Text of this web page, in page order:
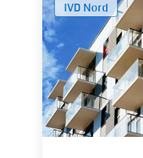
norddeutscher
Städte
IVD Nord